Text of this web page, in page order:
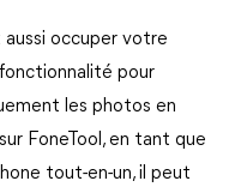
occuper votre
pour
les photos en
FoneTool, en tant que
tout-en-un, il peut